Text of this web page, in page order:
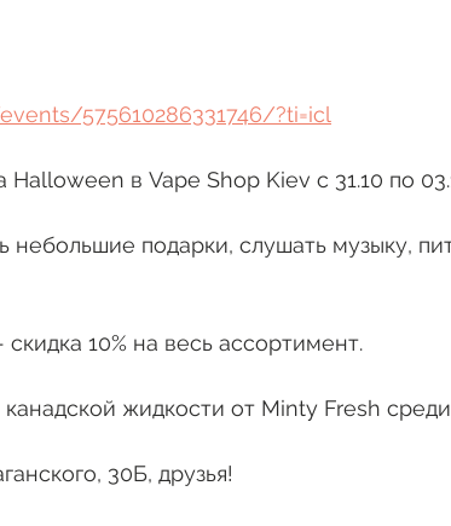
575610286331746/?ti=icl
в Vape Shop Kiev с 31.10 по
небольшие подарки, слушать музыку,
10% на весь ассортимент.
жидкости от Minty Fresh
30Б, друзья!